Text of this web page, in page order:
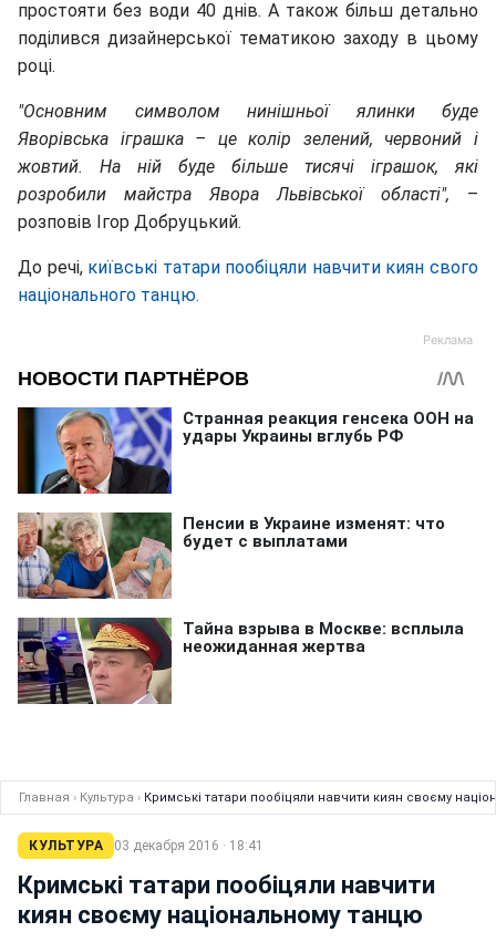
простояти без води 40 днів. А також більш детально
поділився дизайнерської тематикою заходу в цьому
році.
"Основним символом нинішньої ялинки буде
Яворівська іграшка – це колір зелений, червоний і
жовтий. На ній буде більше тисячі іграшок, які
розробили майстра Явора Львівської області", –
розповів Ігор Добруцький.
До речі, київські татари пообіцяли навчити киян свого
національного танцю.
Главная › Культура › Кримські татари пообіцяли навчити киян своєму
КУЛЬТУРА 03 декабря 2016 · 18:41
Кримські татари пообіцяли навчити
киян своєму національному танцю